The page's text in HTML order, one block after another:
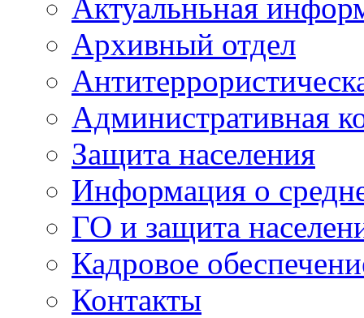
Актуальньная
Архивный отдел
Административная
Защита населения
Информация о
ГО и защита
Кадровое
Контакты